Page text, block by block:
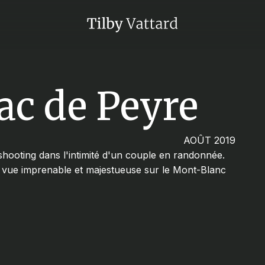
de Peyre
AOÛT 2019
dans l'intimité d'un couple en randonnée.
imprenable et majestueuse sur le Mont-Blanc